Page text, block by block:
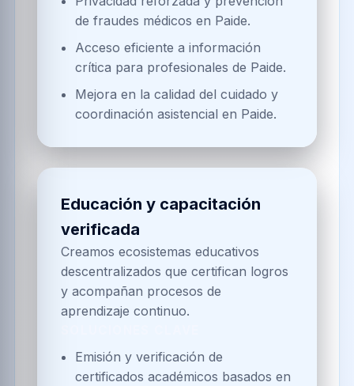
de fraudes médicos en Paide.
Acceso eficiente a información
crítica para profesionales de Paide.
Mejora en la calidad del cuidado y
coordinación asistencial en Paide.
Educación y capacitación
verificada
Creamos ecosistemas educativos
descentralizados que certifican logros
y acompañan procesos de
aprendizaje continuo.
Emisión y verificación de
certificados académicos basados en